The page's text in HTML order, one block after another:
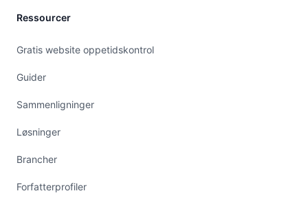
Ressourcer
Gratis website oppetidskontrol
Guider
Sammenligninger
Løsninger
Brancher
Forfatterprofiler